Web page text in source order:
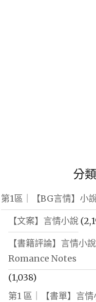
分類
第1區｜【BG言情】小
【文案】言情小說
【書籍評論】言情小
Romance Notes
(1,038)
第1 區｜【書單】言